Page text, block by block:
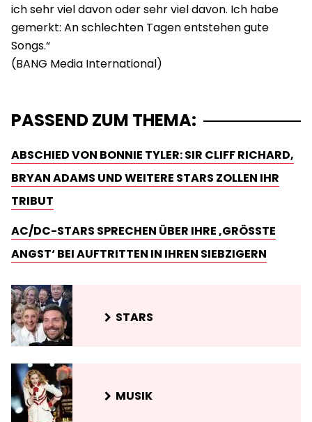
ich sehr viel davon oder sehr viel davon. Ich habe
gemerkt: An schlechten Tagen entstehen gute
Songs.“
PASSEND ZUM THEMA:
ABSCHIED VON BONNIE TYLER: SIR CLIFF RICHARD,
BRYAN ADAMS UND WEITERE STARS ZOLLEN IHR
TRIBUT
AC/DC-STARS SPRECHEN ÜBER IHRE ‚GRÖSSTE A
NGST‘ BEI AUFTRITTEN IN IHREN SIEBZIGERN
STARS
MUSIK